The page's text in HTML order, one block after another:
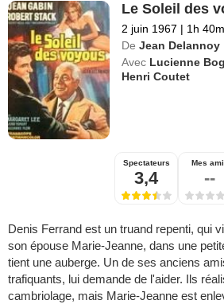
Le Soleil des
2 juin 1967 | 1h
De Jean Delannoy
Avec Lucienne
Henri Coutet
Spectateurs
3,4
Mes
--
Denis Ferrand est un truand repenti, qui
son épouse Marie-Jeanne, dans une
tient une auberge. Un de ses anciens
trafiquants, lui demande de l'aider. Ils
cambriolage, mais Marie-Jeanne est